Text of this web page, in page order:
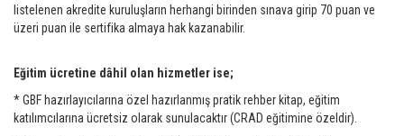
listelenen akredite kuruluşların herhangi birinden sınava girip 70 puan ve
üzeri puan ile sertifika almaya hak kazanabilir.
Eğitim ücretine dâhil olan hizmetler ise;
* GBF hazırlayıcılarına özel hazırlanmış pratik rehber kitap, eğitim
katılımcılarına ücretsiz olarak sunulacaktır (CRAD eğitimine özeldir).